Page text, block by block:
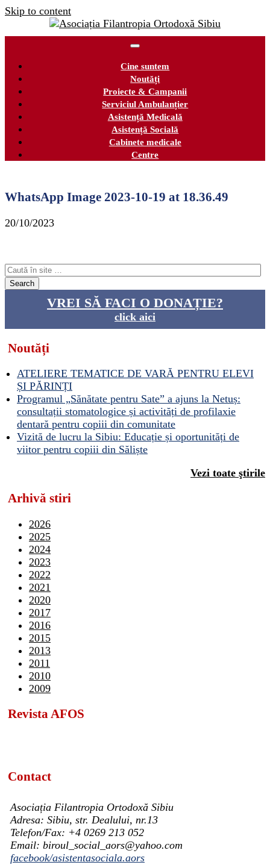
Skip to content
Cine suntem
Noutăți
Proiecte & Campanii
Serviciul Ambulanțier
Asistență Medicală
Asistență Socială
Cabinete medicale
Centre
WhatsApp Image 2023-10-19 at 18.36.49
20/10/2023
VREI SĂ FACI O DONAȚIE?
click aici
Noutăți
ATELIERE TEMATICE DE VARĂ PENTRU ELEVI
ȘI PĂRINȚI
Programul „Sănătate pentru Sate” a ajuns la Netuș:
consultații stomatologice și activități de profilaxie
dentară pentru copiii din comunitate
Vizită de lucru la Sibiu: Educație și oportunități de
viitor pentru copiii din Săliște
Vezi toate ştirile
Arhivă stiri
2026
2025
2024
2023
2022
2021
2020
2017
2016
2015
2013
2011
2010
2009
Revista AFOS
Contact
Asociația Filantropia Ortodoxă Sibiu
Adresa: Sibiu, str. Dealului, nr.13
Telefon/Fax: +4 0269 213 052
Email: biroul_social_aors@yahoo.com
facebook/asistentasociala.aors